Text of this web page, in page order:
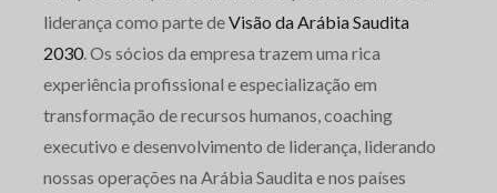
liderança como parte deVisão da Arábia Saudita
2030. Os sócios da empresa trazem uma rica
experiência profissional e especialização em
transformação de recursos humanos, coaching
executivo e desenvolvimento de liderança, liderando
nossas operações na Arábia Saudita e nos países